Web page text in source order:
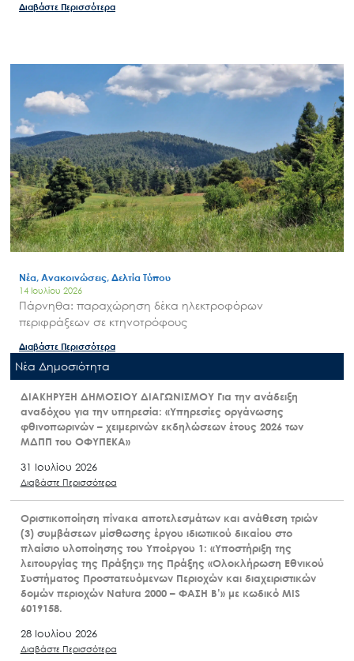
Διαβάστε Περισσότερα
Νέα, Ανακοινώσεις, Δελτία Τύπου
14 Ιουλίου 2026
Πάρνηθα: παραχώρηση δέκα ηλεκτροφόρων
περιφράξεων σε κτηνοτρόφους
Διαβάστε Περισσότερα
Nέα Δημοσιότητα
ΔΙΑΚΗΡΥΞΗ ΔΗΜΟΣΙΟΥ ΔΙΑΓΩΝΙΣΜΟΥ Για την ανάδειξη
αναδόχου για την υπηρεσία: «Υπηρεσίες οργάνωσης
φθινοπωρινών – χειμερινών εκδηλώσεων έτους 2026 των
ΜΔΠΠ του ΟΦΥΠΕΚΑ»
31 Ιουλίου 2026
Διαβάστε Περισσότερα
Οριστικοποίηση πίνακα αποτελεσμάτων και ανάθεση τριών
(3) συμβάσεων μίσθωσης έργου ιδιωτικού δικαίου στο
πλαίσιο υλοποίησης του Υποέργου 1: «Υποστήριξη της
λειτουργίας της Πράξης» της Πράξης «Ολοκλήρωση Εθνικού
Συστήματος Προστατευόμενων Περιοχών και διαχειριστικών
δομών περιοχών Natura 2000 – ΦΑΣΗ Β’» με κωδικό MIS
6019158.
28 Ιουλίου 2026
Διαβάστε Περισσότερα